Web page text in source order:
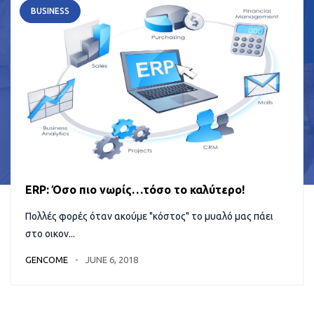
BUSINESS
ERP: Όσο πιο νωρίς…τόσο το καλύτερο!
Πολλές φορές όταν ακούμε "κόστος" το μυαλό μας πάει
στο οικον...
GENCOME JUNE 6, 2018